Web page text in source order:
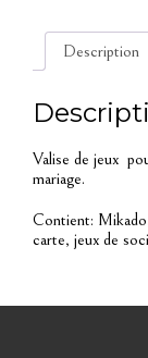
Description
Valise de jeux
mariage.
Contient:
carte, jeux de